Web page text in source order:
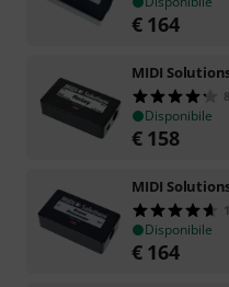
€ 164
MIDI
8
Disponibile
€ 158
MIDI
Disponibile
€ 164